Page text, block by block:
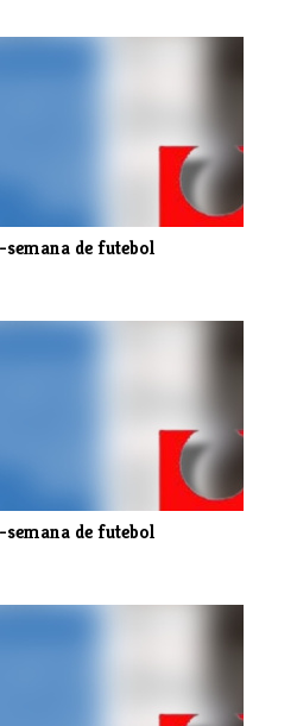
de futebol
de futebol